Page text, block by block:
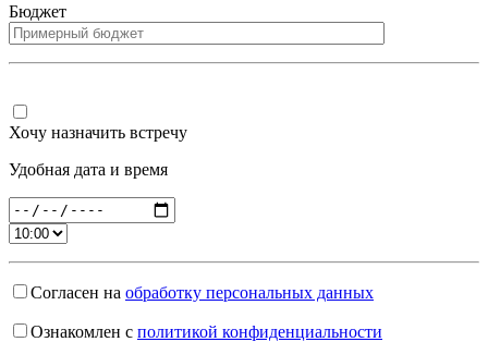
Бюджет
Хочу назначить встречу
Удобная дата и время
Согласен на обработку персональных данных
Ознакомлен с политикой конфиденциальности